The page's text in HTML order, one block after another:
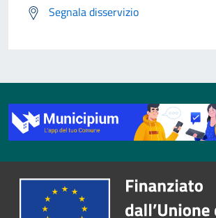
Segnala disservizio